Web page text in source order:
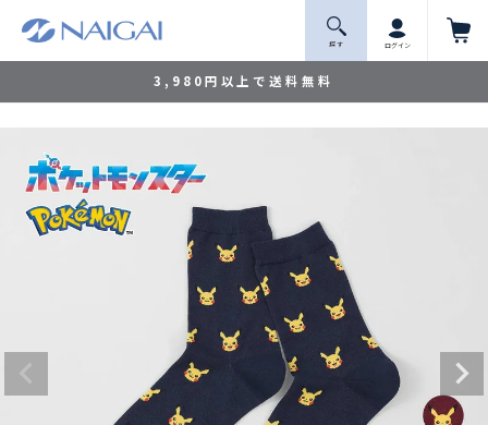
3,980円以上で送料無料
探 す ログイン